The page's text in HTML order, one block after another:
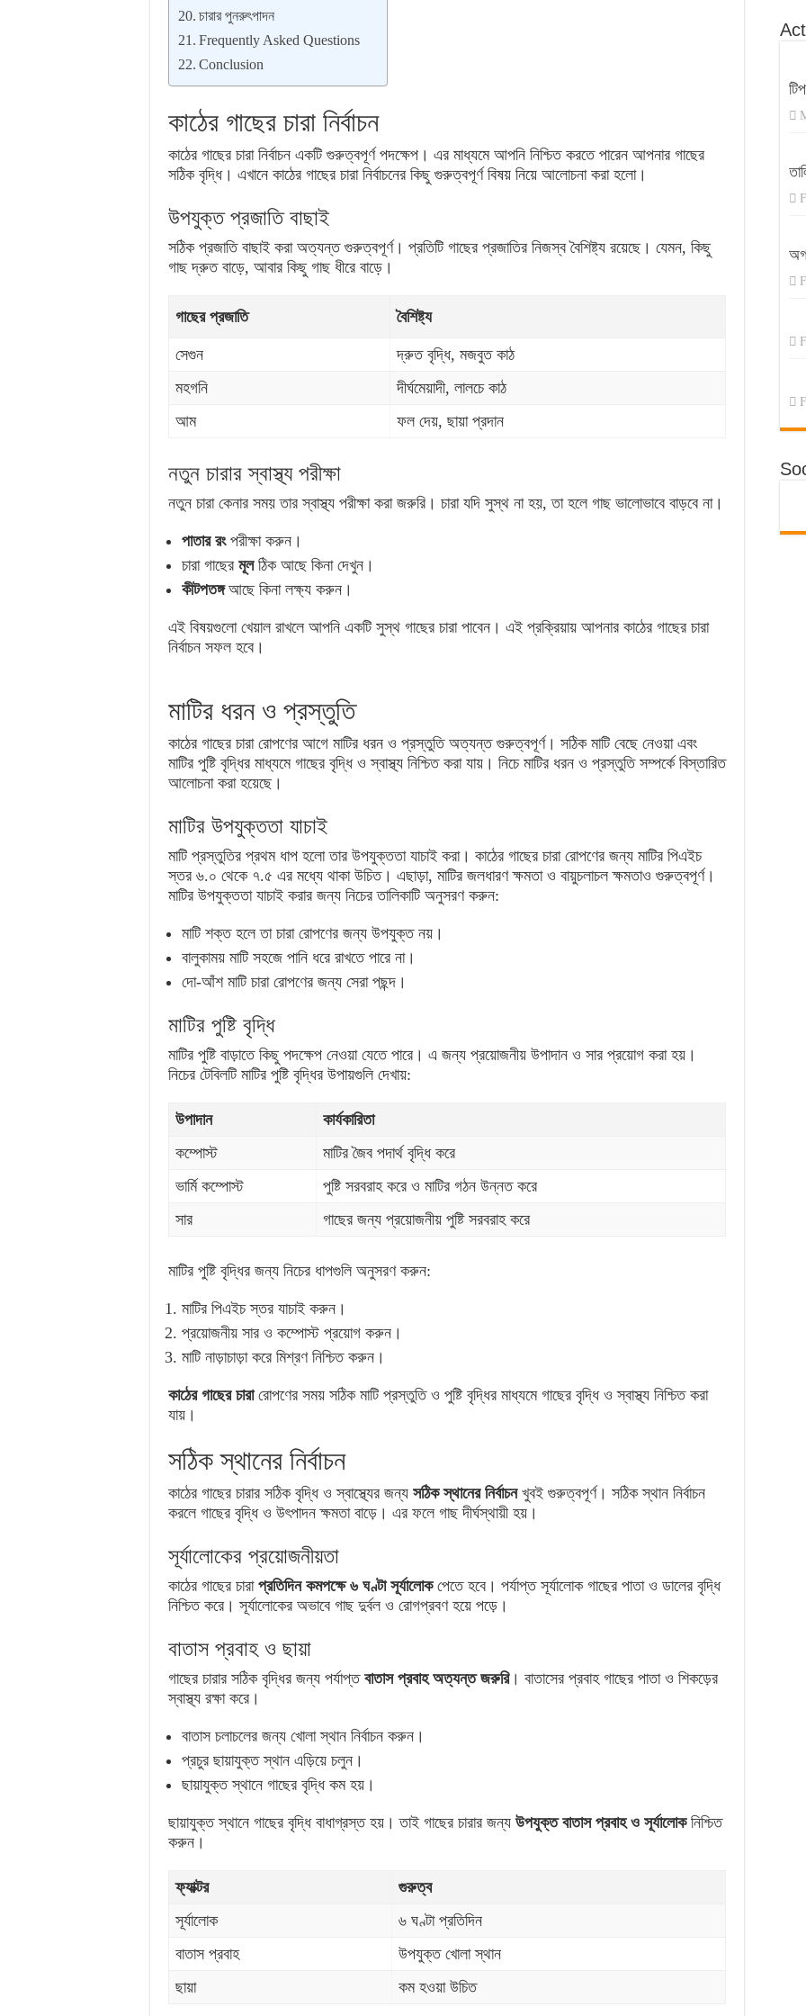
চারার পুনরুৎপাদন
Frequently Asked Questions
Conclusion
কাঠের গাছের চারা নির্বাচন
কাঠের গাছের চারা নির্বাচন একটি গুরুত্বপূর্ণ পদক্ষেপ। এর মাধ্যমে আপনি নিশ্চিত করতে পারেন আপনার গাছের
সঠিক বৃদ্ধি। এখানে কাঠের গাছের চারা নির্বাচনের কিছু গুরুত্বপূর্ণ বিষয় নিয়ে আলোচনা করা হলো।
উপযুক্ত প্রজাতি বাছাই
সঠিক প্রজাতি বাছাই করা অত্যন্ত গুরুত্বপূর্ণ। প্রতিটি গাছের প্রজাতির নিজস্ব বৈশিষ্ট্য রয়েছে। যেমন, কিছু
গাছ দ্রুত বাড়ে, আবার কিছু গাছ ধীরে বাড়ে।
গাছের প্রজাতি বৈশিষ্ট্য
সেগুন
দ্রুত বৃদ্ধি, মজবুত কাঠ
মহগনি
দীর্ঘমেয়াদী, লালচে কাঠ
আম
ফল দেয়, ছায়া প্রদান
নতুন চারার স্বাস্থ্য পরীক্ষা
নতুন চারা কেনার সময় তার স্বাস্থ্য পরীক্ষা করা জরুরি। চারা যদি সুস্থ না হয়, তা হলে গাছ ভালোভাবে বাড়বে না।
পাতার রংপরীক্ষা করুন।
চারা গাছের মূলঠিক আছে কিনা দেখুন।
কীটপতঙ্গআছে কিনা লক্ষ্য করুন।
এই বিষয়গুলো খেয়াল রাখলে আপনি একটি সুস্থ গাছের চারা পাবেন। এই প্রক্রিয়ায় আপনার কাঠের গাছের চারা
নির্বাচন সফল হবে।
মাটির ধরন ও প্রস্তুতি
কাঠের গাছের চারা রোপণের আগে মাটির ধরন ও প্রস্তুতি অত্যন্ত গুরুত্বপূর্ণ। সঠিক মাটি বেছে নেওয়া এবং
মাটির পুষ্টি বৃদ্ধির মাধ্যমে গাছের বৃদ্ধি ও স্বাস্থ্য নিশ্চিত করা যায়। নিচে মাটির ধরন ও প্রস্তুতি সম্পর্কে বিস্তারিত
আলোচনা করা হয়েছে।
মাটির উপযুক্ততা যাচাই
মাটি প্রস্তুতির প্রথম ধাপ হলো তার উপযুক্ততা যাচাই করা। কাঠের গাছের চারা রোপণের জন্য মাটির পিএইচ
স্তর ৬.০ থেকে ৭.৫ এর মধ্যে থাকা উচিত। এছাড়া, মাটির জলধারণ ক্ষমতা ও বায়ুচলাচল ক্ষমতাও গুরুত্বপূর্ণ।
মাটির উপযুক্ততা যাচাই করার জন্য নিচের তালিকাটি অনুসরণ করুন:
মাটি শক্ত হলে তা চারা রোপণের জন্য উপযুক্ত নয়।
বালুকাময় মাটি সহজে পানি ধরে রাখতে পারে না।
দো-আঁশ মাটি চারা রোপণের জন্য সেরা পছন্দ।
মাটির পুষ্টি বৃদ্ধি
মাটির পুষ্টি বাড়াতে কিছু পদক্ষেপ নেওয়া যেতে পারে। এ জন্য প্রয়োজনীয় উপাদান ও সার প্রয়োগ করা হয়।
নিচের টেবিলটি মাটির পুষ্টি বৃদ্ধির উপায়গুলি দেখায়:
উপাদান
কার্যকারিতা
কম্পোস্ট
মাটির জৈব পদার্থ বৃদ্ধি করে
ভার্মি কম্পোস্ট
পুষ্টি সরবরাহ করে ও মাটির গঠন উন্নত করে
সার
গাছের জন্য প্রয়োজনীয় পুষ্টি সরবরাহ করে
মাটির পুষ্টি বৃদ্ধির জন্য নিচের ধাপগুলি অনুসরণ করুন:
মাটির পিএইচ স্তর যাচাই করুন।
প্রয়োজনীয় সার ও কম্পোস্ট প্রয়োগ করুন।
মাটি নাড়াচাড়া করে মিশ্রণ নিশ্চিত করুন।
কাঠের গাছের চারারোপণের সময় সঠিক মাটি প্রস্তুতি ও পুষ্টি বৃদ্ধির মাধ্যমে গাছের বৃদ্ধি ও স্বাস্থ্য নিশ্চিত করা
যায়।
সঠিক স্থানের নির্বাচন
কাঠের গাছের চারার সঠিক বৃদ্ধি ও স্বাস্থ্যের জন্য সঠিক স্থানের নির্বাচনখুবই গুরুত্বপূর্ণ। সঠিক স্থান নির্বাচন
করলে গাছের বৃদ্ধি ও উৎপাদন ক্ষমতা বাড়ে। এর ফলে গাছ দীর্ঘস্থায়ী হয়।
সূর্যালোকের প্রয়োজনীয়তা
কাঠের গাছের চারা প্রতিদিন কমপক্ষে ৬ ঘণ্টা সূর্যালোকপেতে হবে। পর্যাপ্ত সূর্যালোক গাছের পাতা ও ডালের বৃদ্ধি
নিশ্চিত করে। সূর্যালোকের অভাবে গাছ দুর্বল ও রোগপ্রবণ হয়ে পড়ে।
বাতাস প্রবাহ ও ছায়া
গাছের চারার সঠিক বৃদ্ধির জন্য পর্যাপ্ত বাতাস প্রবাহ অত্যন্ত জরুরি। বাতাসের প্রবাহ গাছের পাতা ও শিকড়ের
স্বাস্থ্য রক্ষা করে।
বাতাস চলাচলের জন্য খোলা স্থান নির্বাচন করুন।
প্রচুর ছায়াযুক্ত স্থান এড়িয়ে চলুন।
ছায়াযুক্ত স্থানে গাছের বৃদ্ধি কম হয়।
ছায়াযুক্ত স্থানে গাছের বৃদ্ধি বাধাগ্রস্ত হয়। তাই গাছের চারার জন্য উপযুক্ত বাতাস প্রবাহ ও সূর্যালোকনিশ্চিত
করুন।
ফ্যাক্টর
গুরুত্ব
সূর্যালোক
৬ ঘণ্টা প্রতিদিন
বাতাস প্রবাহ
উপযুক্ত খোলা স্থান
ছায়া
কম হওয়া উচিত